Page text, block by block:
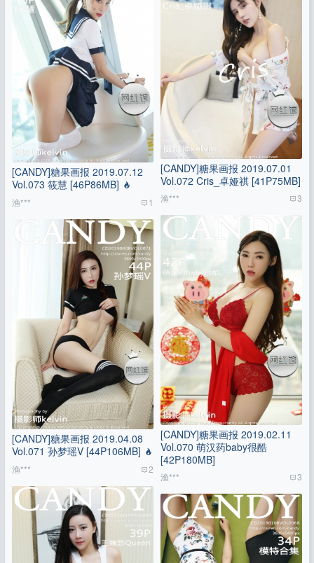
[CANDY]糖果画报 2019.07.12
Vol.073 筱慧 [46P86MB]
渔*** 1
[CANDY]糖果画报 2019.04.08
Vol.071 孙梦瑶V [44P106MB]
渔*** 2
[CANDY]糖果画报 2019.07.01
Vol.072 Cris_卓娅祺 [41P75MB]
渔*** 3
[CANDY]糖果画报 2019.02.11
Vol.070 萌汉药baby很酷
[42P180MB]
渔*** 3